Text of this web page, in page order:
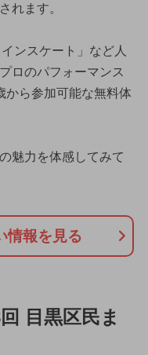
れます。
ンスケート」など人
ロのパフォーマンス
から参加可能な無料体
魅力を体感してみて
情報を見る
目黒区民ま